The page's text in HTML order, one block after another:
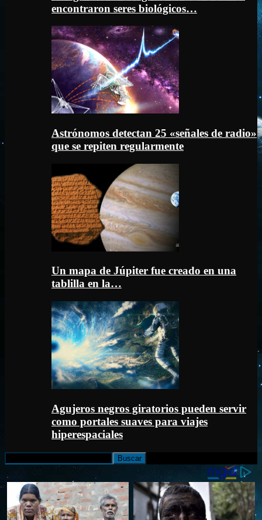
encontraron seres biológicos…
Astrónomos detectan 25 «señales de radio»
que se repiten regularmente
Un mapa de Júpiter fue creado en una
tablilla en la…
Agujeros negros giratorios pueden servir
como portales suaves para viajes
hiperespaciales